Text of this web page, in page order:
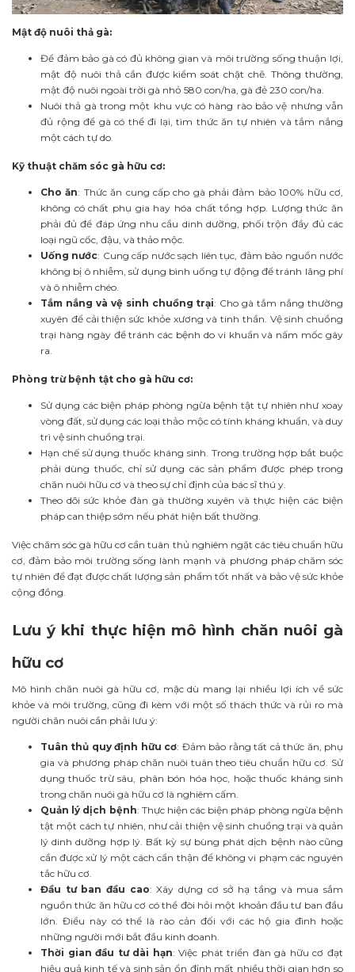
Mật độ nuôi thả gà:
Để đảm bảo gà có đủ không gian và môi trường sống thuận lợi,
mật độ nuôi thả cần được kiểm soát chặt chẽ. Thông thường,
mật độ nuôi ngoài trời gà nhỏ 580 con/ha, gà đẻ 230 con/ha.
Nuôi thả gà trong một khu vực có hàng rào bảo vệ nhưng vẫn
đủ rộng để gà có thể đi lại, tìm thức ăn tự nhiên và tắm nắng
một cách tự do.
Kỹ thuật chăm sóc gà hữu cơ:
Cho ăn: Thức ăn cung cấp cho gà phải đảm bảo 100% hữu cơ,
không có chất phụ gia hay hóa chất tổng hợp. Lượng thức ăn
phải đủ để đáp ứng nhu cầu dinh dưỡng, phối trộn đầy đủ các
loại ngũ cốc, đậu, và thảo mộc.
Uống nước: Cung cấp nước sạch liên tục, đảm bảo nguồn nước
không bị ô nhiễm, sử dụng bình uống tự động để tránh lãng phí
và ô nhiễm chéo.
Tắm nắng và vệ sinh chuồng trại: Cho gà tắm nắng thường
xuyên để cải thiện sức khỏe xương và tinh thần. Vệ sinh chuồng
trại hàng ngày để tránh các bệnh do vi khuẩn và nấm mốc gây
ra.
Phòng trừ bệnh tật cho gà hữu cơ:
Sử dụng các biện pháp phòng ngừa bệnh tật tự nhiên như xoay
vòng đất, sử dụng các loại thảo mộc có tính kháng khuẩn, và duy
trì vệ sinh chuồng trại.
Hạn chế sử dụng thuốc kháng sinh. Trong trường hợp bắt buộc
phải dùng thuốc, chỉ sử dụng các sản phẩm được phép trong
chăn nuôi hữu cơ và theo sự chỉ định của bác sĩ thú y.
Theo dõi sức khỏe đàn gà thường xuyên và thực hiện các biện
pháp can thiệp sớm nếu phát hiện bất thường.
Việc chăm sóc gà hữu cơ cần tuân thủ nghiêm ngặt các tiêu chuẩn hữu
cơ, đảm bảo môi trường sống lành mạnh và phương pháp chăm sóc
tự nhiên để đạt được chất lượng sản phẩm tốt nhất và bảo vệ sức khỏe
cộng đồng.
Lưu ý khi thực hiện mô hình chăn nuôi gà
hữu cơ
Mô hình chăn nuôi gà hữu cơ, mặc dù mang lại nhiều lợi ích về sức
khỏe và môi trường, cũng đi kèm với một số thách thức và rủi ro mà
người chăn nuôi cần phải lưu ý:
Tuân thủ quy định hữu cơ: Đảm bảo rằng tất cả thức ăn, phụ
gia và phương pháp chăn nuôi tuân theo tiêu chuẩn hữu cơ. Sử
dụng thuốc trừ sâu, phân bón hóa học, hoặc thuốc kháng sinh
trong chăn nuôi gà hữu cơ là nghiêm cấm.
Quản lý dịch bệnh: Thực hiện các biện pháp phòng ngừa bệnh
tật một cách tự nhiên, như cải thiện vệ sinh chuồng trại và quản
lý dinh dưỡng hợp lý. Bất kỳ sự bùng phát dịch bệnh nào cũng
cần được xử lý một cách cẩn thận để không vi phạm các nguyên
tắc hữu cơ.
Đầu tư ban đầu cao: Xây dựng cơ sở hạ tầng và mua sắm
nguồn thức ăn hữu cơ có thể đòi hỏi một khoản đầu tư ban đầu
lớn. Điều này có thể là rào cản đối với các hộ gia đình hoặc
những người mới bắt đầu kinh doanh.
Thời gian đầu tư dài hạn: Việc phát triển đàn gà hữu cơ đạt
hiệu quả kinh tế và sinh sản ổn định mất nhiều thời gian hơn so